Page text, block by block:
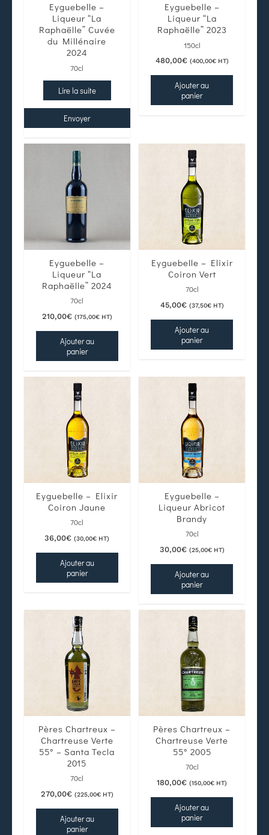
Eyguebelle –
Liqueur “La
Raphaëlle” Cuvée
du Millénaire
2024
70cl
Lire la suite
Envoyer
Eyguebelle –
Liqueur “La
Raphaëlle” 2023
150cl
480,00€ (400,00€HT)
Ajouter au
panier
Eyguebelle –
Liqueur “La
Raphaëlle” 2024
70cl
210,00€ (175,00€HT)
Ajouter au
panier
Eyguebelle – Elixir
Coiron Vert
70cl
45,00€ (37,50€HT)
Ajouter au
panier
Eyguebelle – Elixir
Coiron Jaune
70cl
36,00€ (30,00€ HT)
Ajouter au
panier
Eyguebelle –
Liqueur Abricot
Brandy
70cl
30,00€ (25,00€HT)
Ajouter au
panier
Pères Chartreux –
Chartreuse Verte
55° – Santa Tecla
2015
70cl
270,00€ (225,00€HT)
Ajouter au
panier
Pères Chartreux –
Chartreuse Verte
55° 2005
70cl
180,00€ (150,00€ HT)
Ajouter au
panier